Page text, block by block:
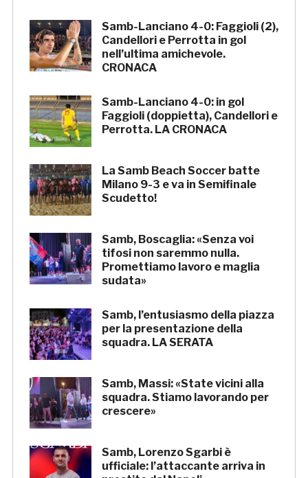
Samb-Lanciano 4-0: Faggioli (2),
Candellori e Perrotta in gol
nell’ultima amichevole.
CRONACA
Samb-Lanciano 4-0: in gol
Faggioli (doppietta), Candellori e
Perrotta. LA CRONACA
La Samb Beach Soccer batte
Milano 9-3 e va in Semifinale
Scudetto!
Samb, Boscaglia: «Senza voi
tifosi non saremmo nulla.
Promettiamo lavoro e maglia
sudata»
Samb, l’entusiasmo della piazza
per la presentazione della
squadra. LA SERATA
Samb, Massi: «State vicini alla
squadra. Stiamo lavorando per
crescere»
Samb, Lorenzo Sgarbi è
ufficiale: l’attaccante arriva in